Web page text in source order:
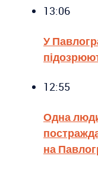
13:06
У
12:55
Одна
на